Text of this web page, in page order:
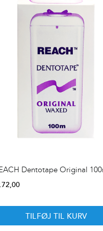
Dentotape Original
72,00
TILFØJ TIL KURV